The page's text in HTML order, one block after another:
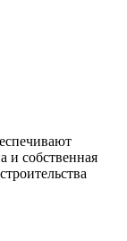
и собственная